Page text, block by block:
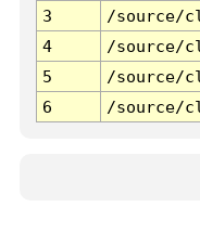
3
/source/
4
/source/
5
/source/
6
/source/